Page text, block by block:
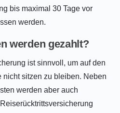
bis maximal 30 Tage vor
werden.
werden gezahlt?
ist sinnvoll, um auf den
nicht sitzen zu bleiben. Neben
werden aber auch